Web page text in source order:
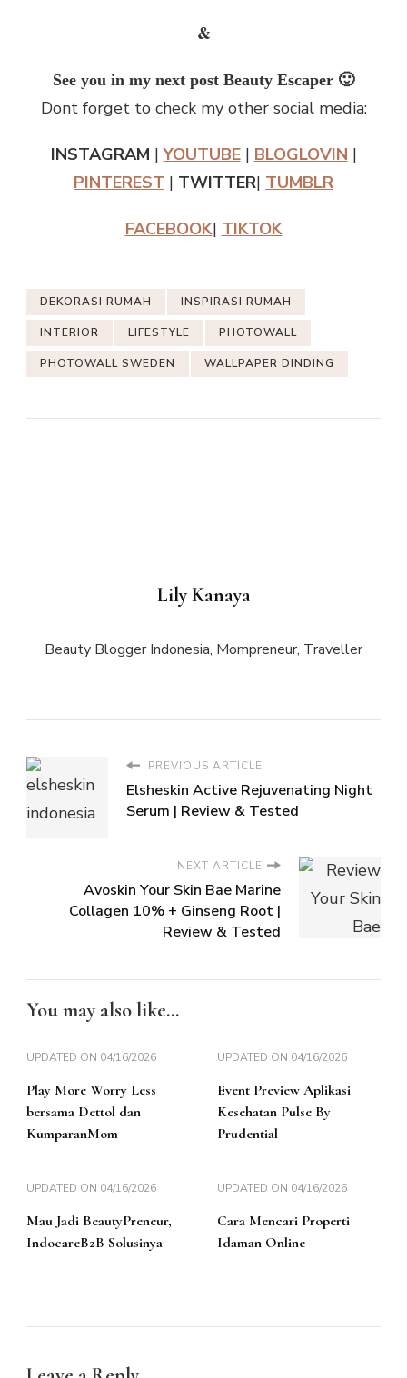
&
See you in my next post Beauty Escaper 🙂
Dont forget to check my other social media:
INSTAGRAM |YOUTUBE| BLOGLOVIN |
PINTEREST | TWITTER| TUMBLR
FACEBOOK| TIKTOK
DEKORASI RUMAH INSPIRASI RUMAH
INTERIOR LIFESTYLE PHOTOWALL
PHOTOWALL SWEDEN WALLPAPER DINDING
Lily Kanaya
Beauty Blogger Indonesia, Mompreneur, Traveller
PREVIOUS ARTICLE
Elsheskin Active Rejuvenating Night
Serum | Review & Tested
NEXT ARTICLE
Avoskin Your Skin Bae Marine
Collagen 10% + Ginseng Root |
Review & Tested
You may also like...
UPDATED ON 04/16/2026
Play More Worry Less
bersama Dettol dan
KumparanMom
UPDATED ON 04/16/2026
Event Preview Aplikasi
Kesehatan Pulse By
Prudential
UPDATED ON 04/16/2026
Mau Jadi BeautyPreneur,
IndocareB2B Solusinya
UPDATED ON 04/16/2026
Cara Mencari Properti
Idaman Online